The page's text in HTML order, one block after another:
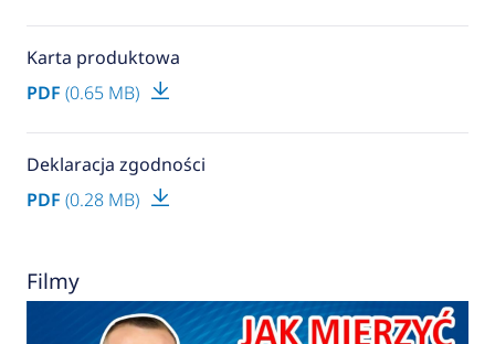
Karta produktowa
PDF (0.65 MB)
Deklaracja zgodności
PDF (0.28 MB)
Filmy